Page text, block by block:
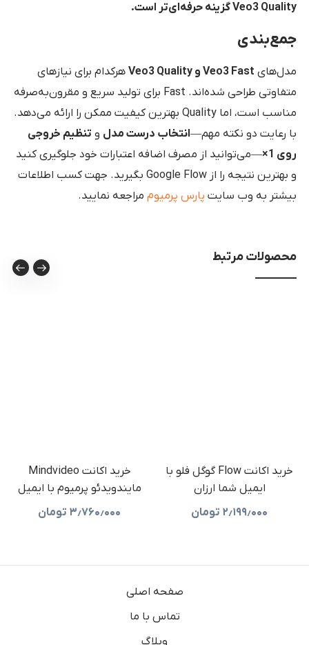
Veo3 Quality گزینه حرفه‌ای‌تر است.
جمع‌بندی
مدل‌های Veo3 Fast و Veo3 Quality
هرکدام برای نیازهای
متفاوتی طراحی شده‌اند. Fast برای تولید سریع و مقرون‌به‌صرفه
مناسب است، اما Quality بهترین کیفیت ممکن را ارائه می‌دهد.
با رعایت دو نکته مهم—انتخاب درست مدل و تنظیم خروجی
روی 1×
—می‌توانید از مصرف اضافه اعتبارات خود جلوگیری کنید
و بهترین نتیجه را از Google Flow بگیرید. جهت کسب اطلاعات
بیشتر به وب سایت پارس پرمیوممراجعه نمایید.
محصولات مرتبط
خرید اکانت Flow گوگل فلو با
ایمیل شما ارزان
۲٫۱۹۹٫۰۰۰ تومان
خرید اکانت Mindvideo
مایندویدئو پرمیوم با ایمیل
شما (ارزان)
۳٫۷۶۰٫۰۰۰ تومان
صفحه اصلی
تماس با ما
وبلاگ